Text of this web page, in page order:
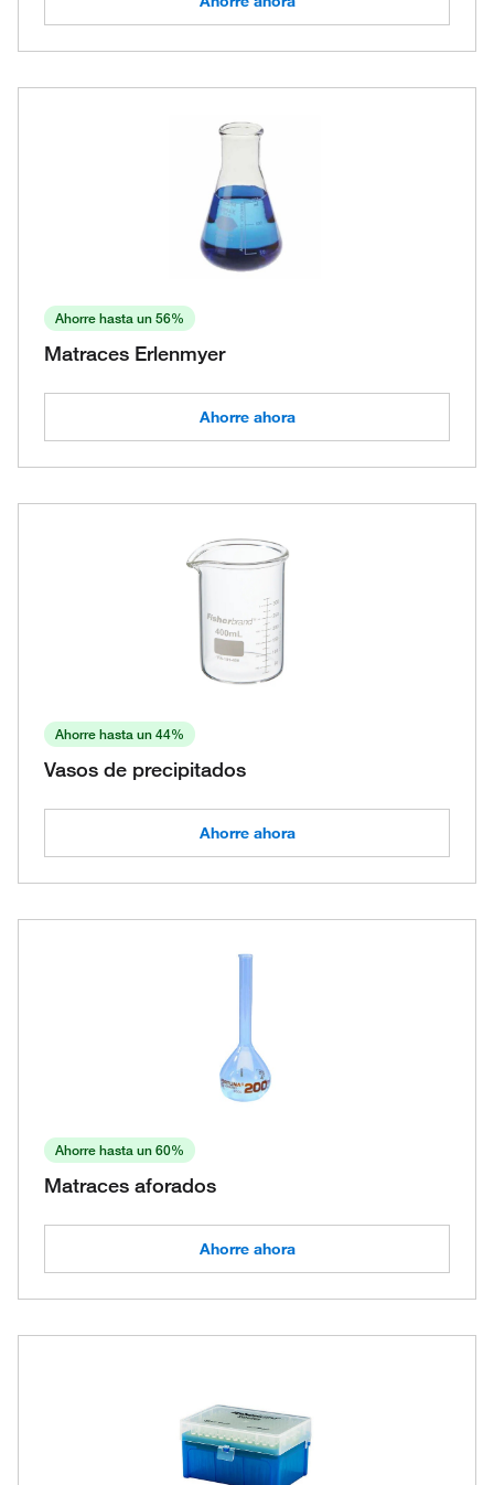
Ahorre hasta un 56%
Matraces Erlenmyer
Ahorre ahora
Ahorre hasta un 44%
Vasos de precipitados
Ahorre ahora
Ahorre hasta un 60%
Matraces aforados
Ahorre ahora